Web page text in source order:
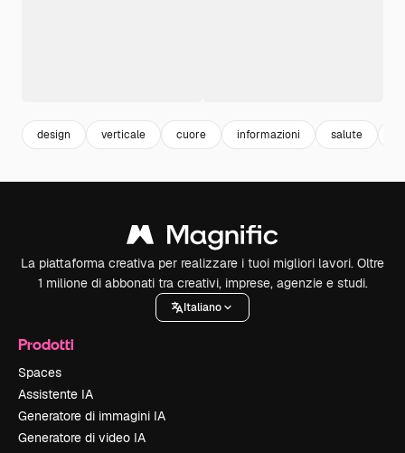
design verticale cuore informazioni salute
La piattaforma creativa per realizzare i tuoi migliori lavori. Oltre
1 milione di abbonati tra creativi, imprese, agenzie e studi.
Italiano
Prodotti
Spaces
Assistente IA
Generatore di immagini IA
Generatore di video IA